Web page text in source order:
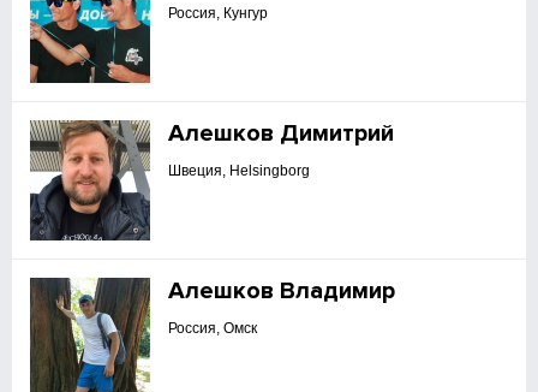
Россия, Кунгур
Алешков Димитрий
Швеция, Helsingborg
Алешков Владимир
Россия, Омск